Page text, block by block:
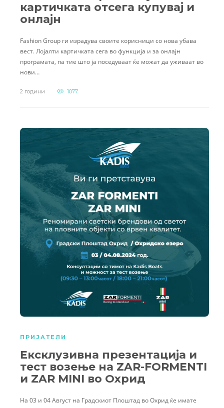
картичката отсега купувај и
онлајн
Fashion Group ги израдува своите корисници со нова убава
вест. Лојалти картичката сега во функција и за онлајн
програмата, па тие што ја поседуваат ќе можат да уживаат во
нови…
2 години 1077
ПРИЈАТЕЛИ
Ексклузивна презентација и
тест возење на ZAR-FORMENTI
и ZAR МINI во Охрид
На 03 и 04 Август на Градскиот Плоштад во Охрид ќе имате